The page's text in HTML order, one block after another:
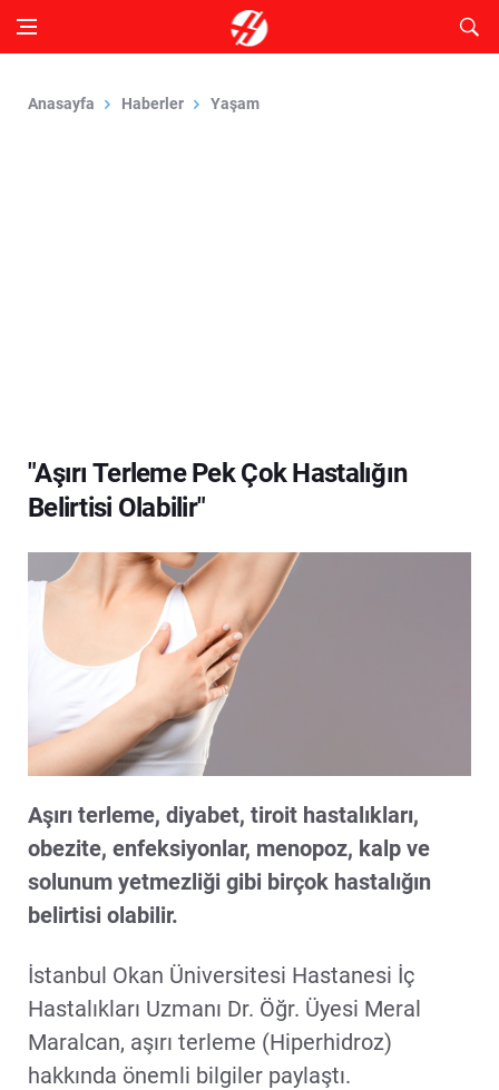
Anasayfa Haberler Yaşam
"Aşırı Terleme Pek Çok Hastalığın
Belirtisi Olabilir"
Aşırı terleme, diyabet, tiroit hastalıkları,
obezite, enfeksiyonlar, menopoz, kalp ve
solunum yetmezliği gibi birçok hastalığın
belirtisi olabilir.
İstanbul Okan Üniversitesi Hastanesi İç
Hastalıkları Uzmanı Dr. Öğr. Üyesi Meral
Maralcan, aşırı terleme (Hiperhidroz)
hakkında önemli bilgiler paylaştı.